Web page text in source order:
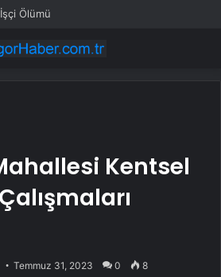
Ölümü
Kentsel
Temmuz 31, 2023 0 8